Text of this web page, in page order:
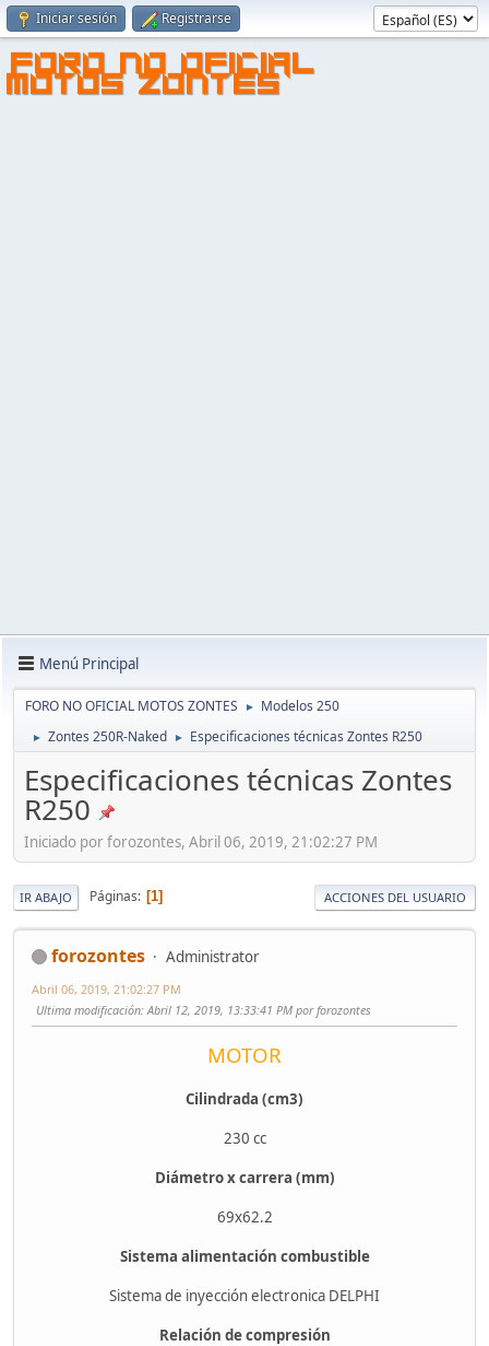
Iniciar sesión Registrarse
FORO NO OFICIAL
MOTOS ZONTES
Menú Principal
FORO NO OFICIAL MOTOS ZONTES ► Modelos 250
► Zontes 250R-Naked ► Especificaciones técnicas Zontes R250
Especificaciones técnicas Zontes
R250
Iniciado por forozontes, Abril 06, 2019, 21:02:27 PM
IR ABAJO Páginas 1 ACCIONES DEL USUARIO
forozontes Administrator
Abril 06, 2019, 21:02:27 PM
Ultima modificación: Abril 12, 2019, 13:33:41 PM por forozontes
MOTOR
Cilindrada (cm3)
230 cc
Diámetro x carrera (mm)
69x62.2
Sistema alimentación combustible
Sistema de inyección electronica DELPHI
Relación de compresión